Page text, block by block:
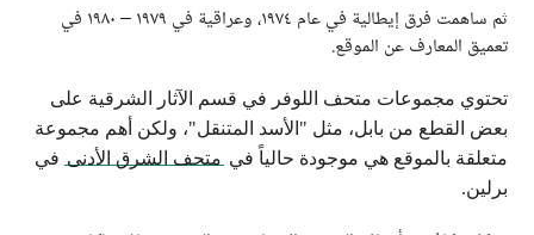
ثم ساهمت فرق إيطالية في عام ١٩٧٤، وعراقية في ١٩٧٩ – ١٩٨٠ في
تعميق المعارف عن الموقع.
تحتوي مجموعات متحف اللوفر في قسم الآثار الشرقية على
بعض القطع من بابل، مثل " الأسد المتنقل"، ولكن أهم مجموعة
متعلقة بالموقع هي موجودة حالياً في متحف الشرق الأدنى في
برلين.